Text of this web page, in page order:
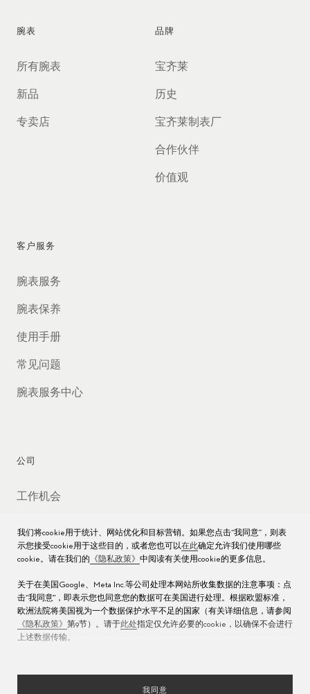
腕表
所有腕表
新品
专卖店
品牌
宝齐莱
历史
宝齐莱制表厂
合作伙伴
价值观
客户服务
腕表服务
腕表保养
使用手册
常见问题
腕表服务中心
公司
工作机会
联络我们
沪ICP备16013004号
沪公网安备 31010602000438号
我们将cookie用于统计、网站优化和目标营销。如果您点击“我同意”，则表
示您接受cookie用于这些目的，或者您也可以在此确定允许我们使用哪些
cookie。请在我们的 《隐私政策》 中阅读有关使用cookie的更多信息。
关于在美国Google、Meta Inc.等公司处理本网站所收集数据的注意事项：点
击“我同意"，即表示您也同意您的数据可在美国进行处理。根据欧盟标准，
欧洲法院将美国视为一个数据保护水平不足的国家（有关详细信息，请参阅
《隐私政策》 第9节）。请于此处指定仅允许必要的cookie，以确保不会进行
上述数据传输。
我同意